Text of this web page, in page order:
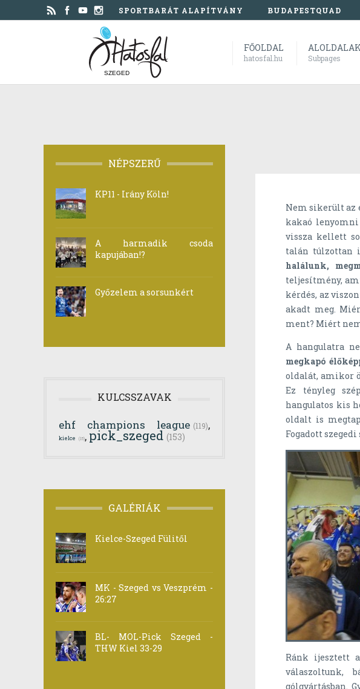
SPORTBARÁT ALAPÍTVÁNY BUDAPESTQUAD
SZEGED
FŐOLDAL
hatosfal.hu
ALOLDALAK
Subpages
Nem sikerült az
kakaó
vissza kellett
talán túlzottan
halálunk,
teljesítmény,
kérdés, az
akadt meg.
ment? Miért
A hangulatra
megkapó
oldalát, amikor
Ez tényleg
hangulatos kis
oldalt is
Fogadott
Ránk ijesztett
válaszoltunk,
gólgyártásban.
NÉPSZERŰ
KP11 - Irány Köln!
A harmadik csoda
kapujában!?
Győzelem a sorsunkért
KULCSSZAVAK
ehf champions league (119),
kielce (15), pick_szeged (153)
GALÉRIÁK
Kielce-Szeged Fülitől
MK - Szeged vs Veszprém -
26:27
BL- MOL-Pick Szeged -
THW Kiel 33-29